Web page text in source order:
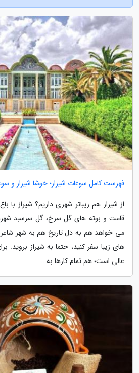
فهرست کامل سوغات شیراز؛ خوشا شیراز و
از شیراز هم زیباتر شهری داریم؟ شیراز با
قامت و بوته های گل سرخ، گل سرسبد
می خواهد هم به دل تاریخ هم به شهر
های زیبا سفر کنید، حتما به شیراز بروید.
عالی است؛ هم تمام کارها به...